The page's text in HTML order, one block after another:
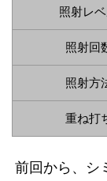
照射レ
照射回
照射方
重ね打
前回から、シ